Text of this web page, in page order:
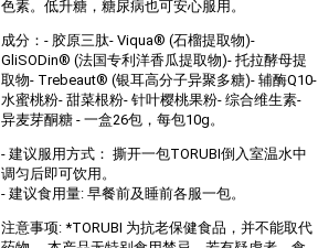
⾊素。低升糖，糖尿病也可安⼼服⽤。
成分：- 胶原三肽- Viqua® (⽯榴提取物)-
GliSODin® (法国专利洋⾹⽠提取物)- 托拉酵⺟提
取物- Trebeaut® (银⽿⾼分⼦异聚多糖)- 辅酶Q10-
⽔蜜桃粉- 甜菜根粉- 针叶樱桃果粉- 综合维⽣素-
异⻨芽酮糖 - ⼀盒26包，每包10g。
- 建议服⽤⽅式： 撕开⼀包TORUBI倒⼊室温⽔中
调匀后即可饮⽤。
- 建议⻝⽤量: 早餐前及睡前各服⼀包。
注意事项: *TORUBI 为抗⽼保健⻝品，并不能取代